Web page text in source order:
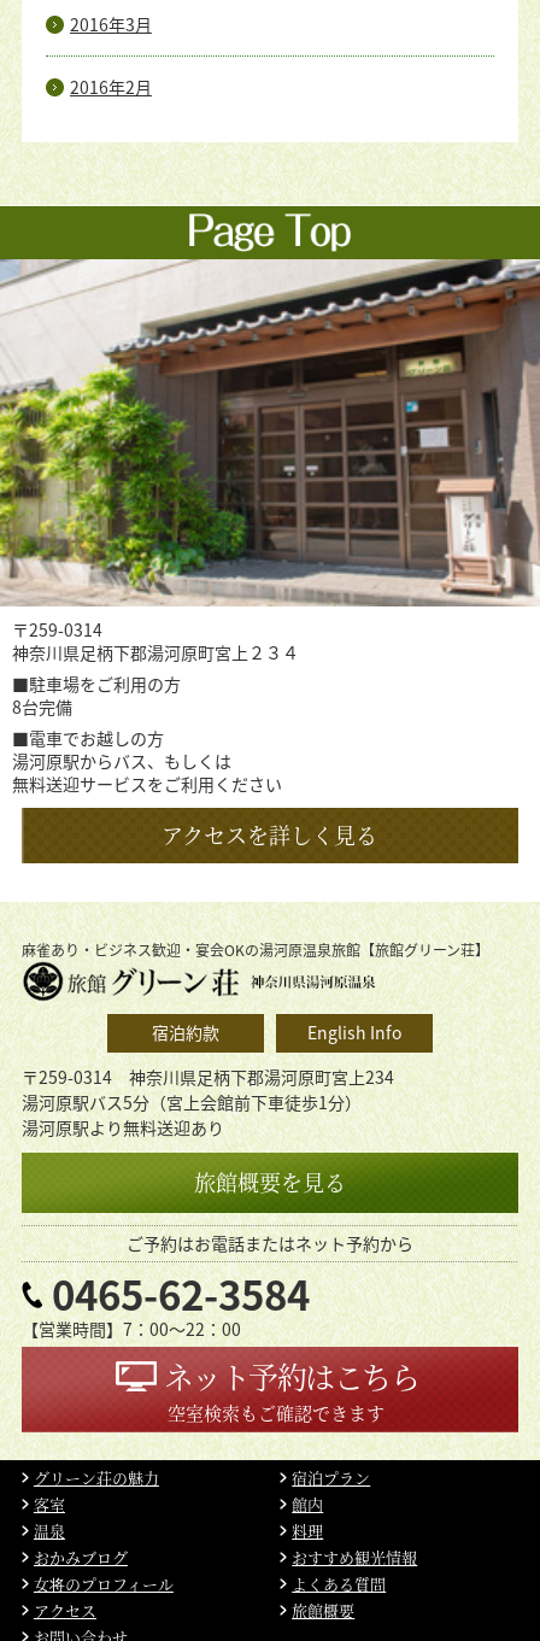
2016年3月
2016年2月
〒259-0314
神奈川県足柄下郡湯河原町宮上２３４
■駐車場をご利用の方
8台完備
■電車でお越しの方
湯河原駅からバス、もしくは
無料送迎サービスをご利用ください
アクセスを詳しく見る
麻雀あり・ビジネス歓迎・宴会OKの湯河原温泉旅館【旅館グリーン荘】
宿泊約款
English Info
〒259-0314 神奈川県足柄下郡湯河原町宮上234
湯河原駅バス5分（宮上会館前下車徒歩1分）
湯河原駅より無料送迎あり
旅館概要を見る
ご予約はお電話またはネット予約から
0465-62-3584
【営業時間】7：00〜22：00
ネット予約はこちら
空室検索もご確認できます
グリーン荘の魅力
宿泊プラン
客室
館内
温泉
料理
おかみブログ
おすすめ観光情報
女将のプロフィール
よくある質問
アクセス
旅館概要